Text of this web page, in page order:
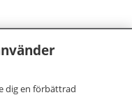
dig en förbättrad